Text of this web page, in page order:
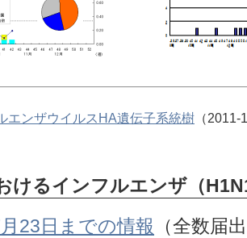
エンザウイルスHA遺伝子系統樹 （
けるインフルエンザ（
23日までの情報 （全数届